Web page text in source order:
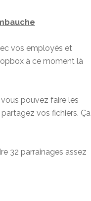
vos employés et
à ce moment là
pouvez faire les
vos fichiers. Ça
32 parrainages assez